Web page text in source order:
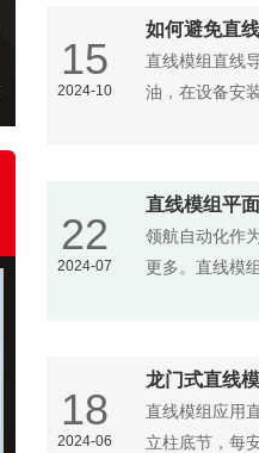
15
2024-10
如何避免直
直线模组直线
油，在设备安
22
2024-07
直线模组平
领航自动化作
更多。直线模
18
2024-06
龙门式直线
直线模组应用
立柱底节，每